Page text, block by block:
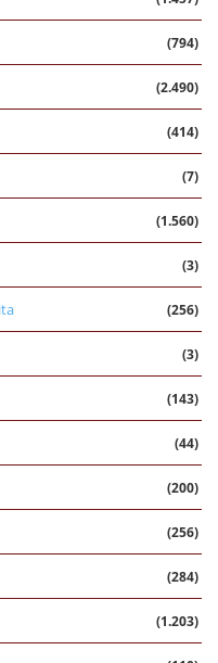
(794)
(2.490)
(414)
(7)
(1.560)
(3)
(256)
(3)
(143)
(44)
(200)
(256)
(284)
(1.203)